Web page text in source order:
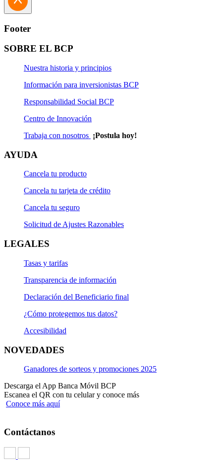
el número de envío (código de referencia).
Footer
SOBRE EL BCP
Nuestra historia y principios
Información para inversionistas BCP
Responsabilidad Social BCP
Centro de Innovación
Trabaja con nosotros ¡Postula hoy!
AYUDA
Cancela tu producto
Cancela tu tarjeta de crédito
Cancela tu seguro
Solicitud de Ajustes Razonables
LEGALES
Tasas y tarifas
Transparencia de información
Declaración del Beneficiario final
¿Cómo protegemos tus datos?
Accesibilidad
NOVEDADES
Ganadores de sorteos y promociones 2025
Descarga el App Banca Móvil BCP
Escanea el QR con tu celular y conoce más
Conoce más aquí
Contáctanos